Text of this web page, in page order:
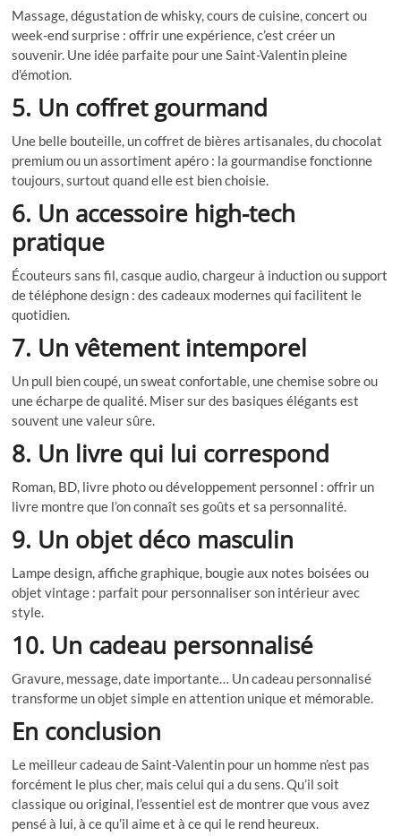
Massage, dégustation de whisky, cours de cuisine, concert ou
week-end surprise : offrir une expérience, c’est créer un
souvenir. Une idée parfaite pour une Saint-Valentin pleine
d’émotion.
5. Un coffret gourmand
Une belle bouteille, un coffret de bières artisanales, du chocolat
premium ou un assortiment apéro : la gourmandise fonctionne
toujours, surtout quand elle est bien choisie.
6. Un accessoire high-tech
pratique
Écouteurs sans fil, casque audio, chargeur à induction ou support
de téléphone design : des cadeaux modernes qui facilitent le
quotidien.
7. Un vêtement intemporel
Un pull bien coupé, un sweat confortable, une chemise sobre ou
une écharpe de qualité. Miser sur des basiques élégants est
souvent une valeur sûre.
8. Un livre qui lui correspond
Roman, BD, livre photo ou développement personnel : offrir un
livre montre que l’on connaît ses goûts et sa personnalité.
9. Un objet déco masculin
Lampe design, affiche graphique, bougie aux notes boisées ou
objet vintage : parfait pour personnaliser son intérieur avec
style.
10. Un cadeau personnalisé
Gravure, message, date importante… Un cadeau personnalisé
transforme un objet simple en attention unique et mémorable.
En conclusion
Le meilleur cadeau de Saint-Valentin pour un homme n’est pas
forcément le plus cher, mais celui qui a du sens. Qu’il soit
classique ou original, l’essentiel est de montrer que vous avez
pensé à lui, à ce qu’il aime et à ce qui le rend heureux.